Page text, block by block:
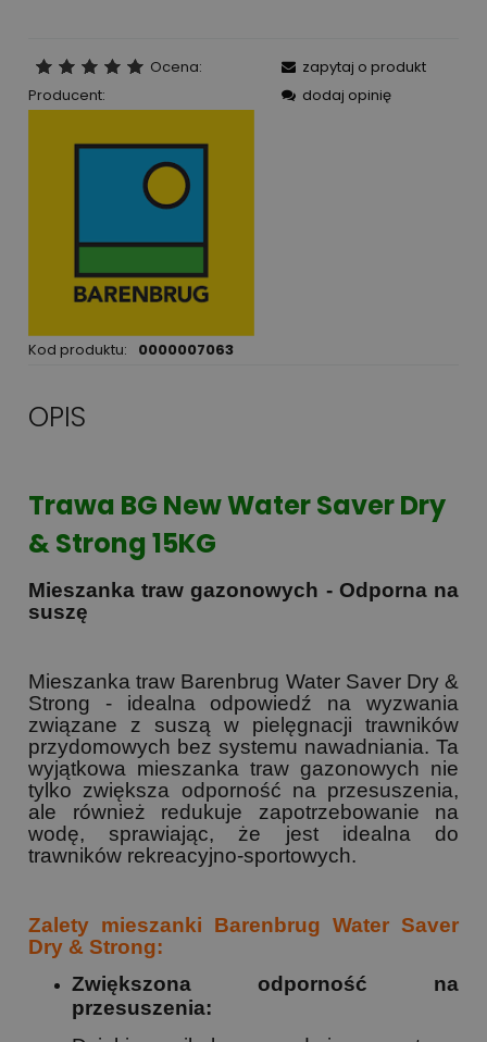
Ocena:
Producent:
Kod produktu: 0000007063
zapytaj o produkt
dodaj opinię
OPIS
Trawa BG New Water Saver Dry
& Strong 15KG
Mieszanka traw gazonowych - Odporna na
suszę
Mieszanka traw Barenbrug Water Saver Dry &
Strong - idealna odpowiedź na wyzwania
związane z suszą w pielęgnacji trawników
przydomowych bez systemu nawadniania. Ta
wyjątkowa mieszanka traw gazonowych nie
tylko zwiększa odporność na przesuszenia,
ale również redukuje zapotrzebowanie na
wodę, sprawiając, że jest idealna do
trawników rekreacyjno-sportowych.
Zalety mieszanki Barenbrug Water Saver
Dry & Strong:
Zwiększona odporność na
przesuszenia: